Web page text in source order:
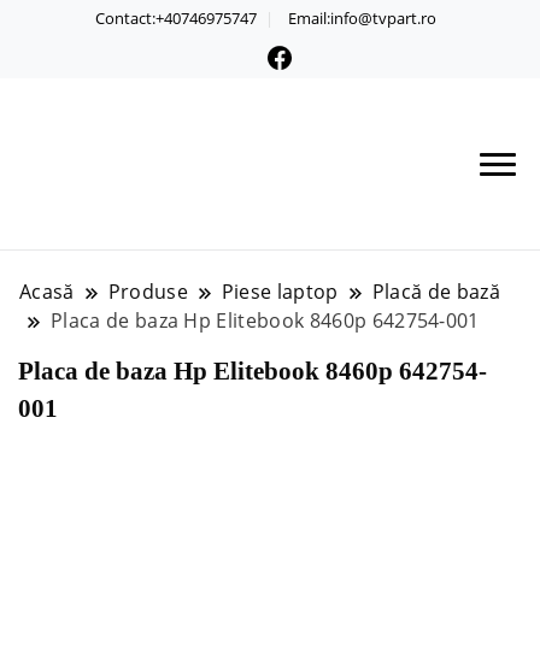
Contact:+40746975747 Email:info@tvpart.ro
Acasă Produse Piese laptop
Placă de bază
Placa de baza Hp Elitebook 8460p 642754-001
Placa de baza Hp Elitebook 8460p 642754-
001